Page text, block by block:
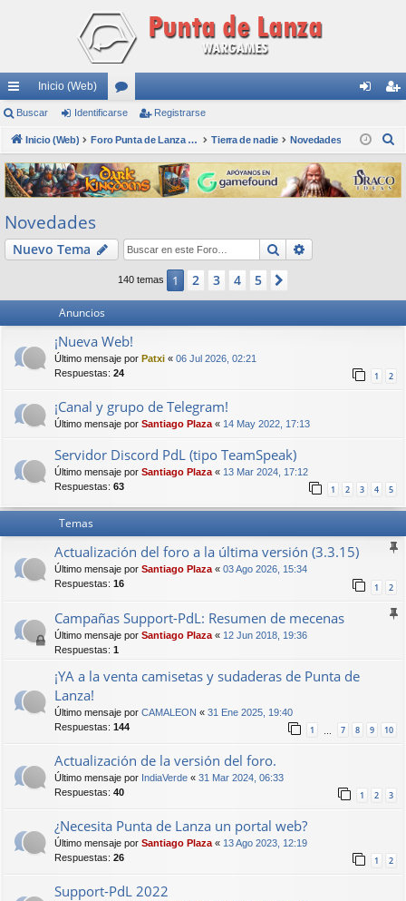
nl
ac
es
rá
pi
do
Inicio (Web)
or
os nti
fic
ar
ist
ra
rs
Buscar Identificarse Registrarse
Inicio (Web) Foro Punta de Lanza Wargames Tierra de nadie Novedades
s
c
Novedades
Nuevo Tema Buscar
140 temas 1 2 3 4 5
Anuncios
¡Nueva Web!
Último mensaje por Patxi « 06 Jul 2026, 02:21
Respuestas: 24 1 2
¡Canal y grupo de Telegram!
Último mensaje por Santiago Plaza « 14 May 2022, 17:13
Servidor Discord PdL (tipo TeamSpeak)
Último mensaje por Santiago Plaza « 13 Mar 2024, 17:12
Respuestas: 63 1 2 3 4 5
Temas
Actualización del foro a la última versión (3.3.15)
Último mensaje por Santiago Plaza« 03 Ago 2026, 15:34
Respuestas: 16 1 2
Campañas Support-PdL: Resumen de mecenas
Último mensaje por Santiago Plaza « 12 Jun 2018, 19:36
Respuestas: 1
¡YA a la venta camisetas y sudaderas de Punta de
Lanza!
Último mensaje por CAMALEON « 31 Ene 2025, 19:40
Respuestas: 144 1 7 8 9 10
Actualización de la versión del foro.
Último mensaje por IndiaVerde « 31 Mar 2024, 06:33
Respuestas: 40 1 2 3
¿Necesita Punta de Lanza un portal web?
Último mensaje por Santiago Plaza « 13 Ago 2023, 12:19
Respuestas: 26 1 2
Support-PdL 2022